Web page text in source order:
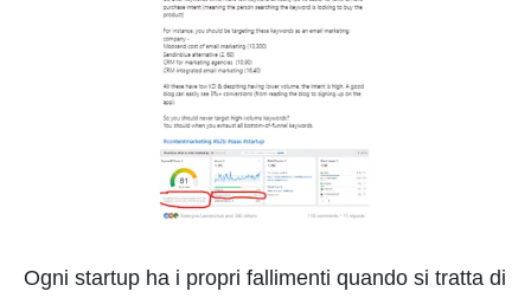
Ogni startup ha i propri fallimenti quando si tratta di